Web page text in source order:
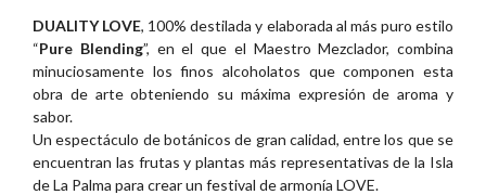
DUALITY LOVE, 100% destilada y elaborada al más puro estilo
“Pure Blending”, en el que el Maestro Mezclador, combina
minuciosamente los finos alcoholatos que componen esta
obra de arte obteniendo su máxima expresión de aroma y
sabor.
Un espectáculo de botánicos de gran calidad, entre los que se
encuentran las frutas y plantas más representativas de la Isla
de La Palma para crear un festival de armonía LOVE.